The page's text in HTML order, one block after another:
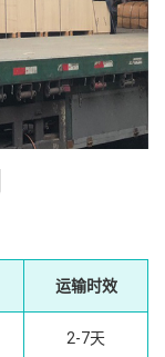
运输时效
2-7天